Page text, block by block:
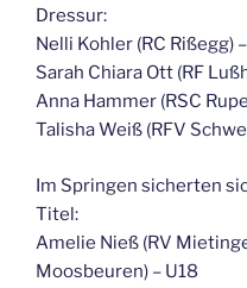
Dressur:
Nelli Kohler (RC Rißegg)
Sarah Chiara Ott (RF
Anna Hammer (RSC
Talisha Weiß (RFV
Im Springen sicherten
Titel:
Amelie Nieß (RV
Moosbeuren) – U18